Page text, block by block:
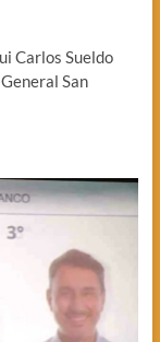
Carlos Sueldo
San